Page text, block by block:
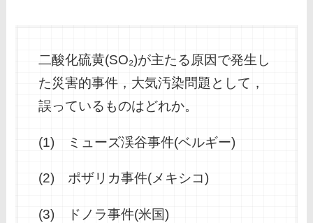
二酸化硫黄(SO₂)が主たる原因で発生し
た災害的事件，大気汚染問題として，
誤っているものはどれか。
(1) ミューズ渓谷事件(ベルギー)
(2) ポザリカ事件(メキシコ)
(3) ドノラ事件(米国)